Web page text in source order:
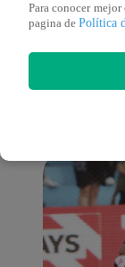
Para conocer
pagina de Política